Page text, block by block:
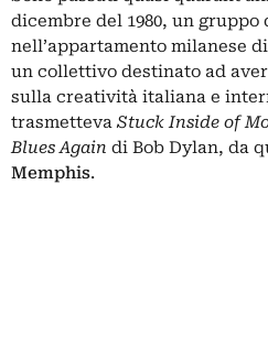
dicembre del 1980, un
nell’appartamento milanese di
un collettivo destinato ad
sulla creatività italiana e
trasmetteva Stuck Inside of
Blues Again di Bob Dylan, da
Memphis.